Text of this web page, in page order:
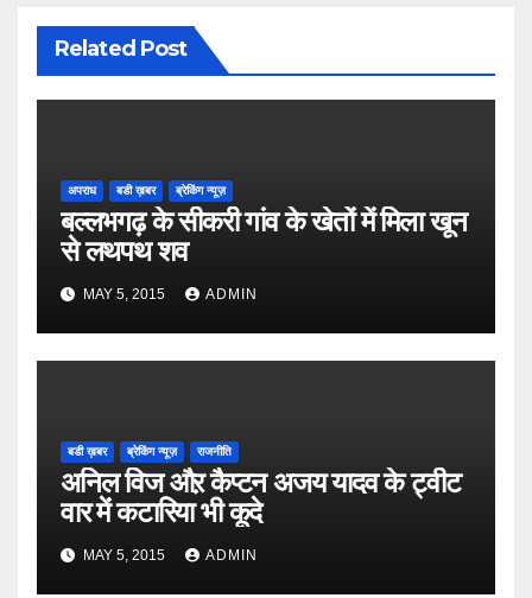
Related Post
अपराध बडी ख़बर ब्रेकिंग न्यूज़
बल्लभगढ़ के सीकरी गांव के खेतों में मिला खून
से लथपथ शव
MAY 5, 2015 ADMIN
बडी ख़बर ब्रेकिंग न्यूज़ राजनीति
अनिल विज औऱ कैप्टन अजय यादव के ट्वीट
वार में कटारिया भी कूदे
MAY 5, 2015 ADMIN